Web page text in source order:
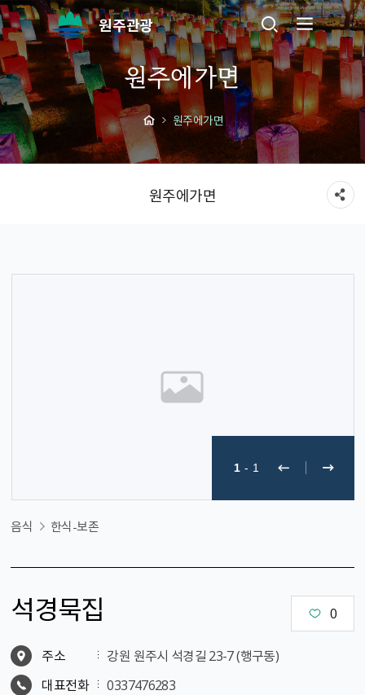
원주관광
원주에가면
원주에가면
원주에가면
1 - 1
음식 한식-보존
석경묵집 0
주소
강원 원주시 석경길 23-7 (행구동)
대표전화
0337476283